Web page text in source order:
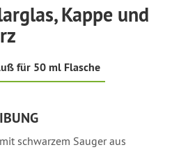
Kappe und
für 50 ml Flasche
schwarzem Sauger aus